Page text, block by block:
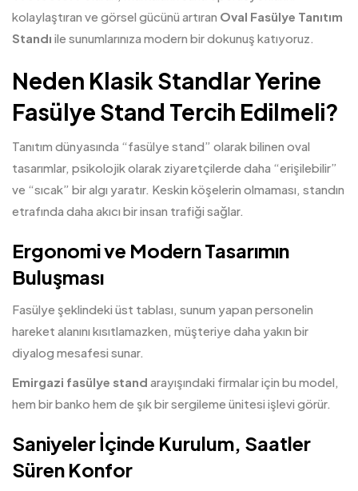
kolaylaştıran ve görsel gücünü artıran Oval Fasülye Tanıtım
Standı ile sunumlarınıza modern bir dokunuş katıyoruz.
Neden Klasik Standlar Yerine
Fasülye Stand Tercih Edilmeli?
Tanıtım dünyasında “fasülye stand” olarak bilinen oval
tasarımlar, psikolojik olarak ziyaretçilerde daha “erişilebilir”
ve “sıcak” bir algı yaratır. Keskin köşelerin olmaması, standın
etrafında daha akıcı bir insan trafiği sağlar.
Ergonomi ve Modern Tasarımın
Buluşması
Fasülye şeklindeki üst tablası, sunum yapan personelin
hareket alanını kısıtlamazken, müşteriye daha yakın bir
diyalog mesafesi sunar.
Emirgazi fasülye stand arayışındaki firmalar için bu model,
hem bir banko hem de şık bir sergileme ünitesi işlevi görür.
Saniyeler İçinde Kurulum, Saatler
Süren Konfor